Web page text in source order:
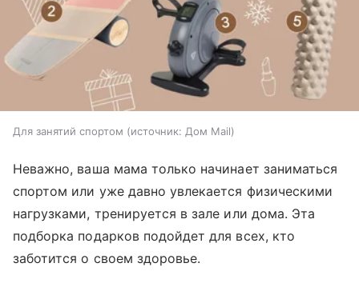
Для занятий спортом источник: Дом Mail
Неважно, ваша мама только начинает заниматься
спортом или уже давно увлекается физическими
нагрузками, тренируется в зале или дома. Эта
подборка подарков подойдет для всех, кто
заботится о своем здоровье.